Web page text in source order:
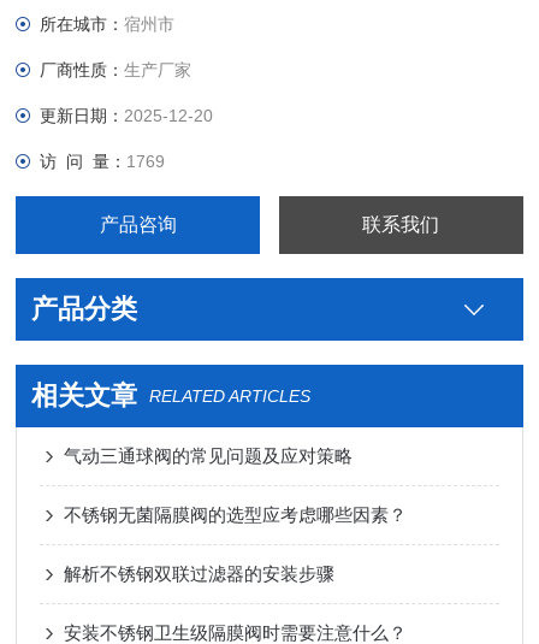
法兰，真空管件，真空弯头，真空三通，真空大小头，ISO法
所在城市：宿州市
厂商性质：生产厂家
更新日期： 2025-12-20
访 问 量： 1769
产品咨询 联系我们
产品分类
相关文章 RELATED ARTICLES
气动三通球阀的常见问题及应对策略
不锈钢无菌隔膜阀的选型应考虑哪些因素？
解析不锈钢双联过滤器的安装步骤
安装不锈钢卫生级隔膜阀时需要注意什么？